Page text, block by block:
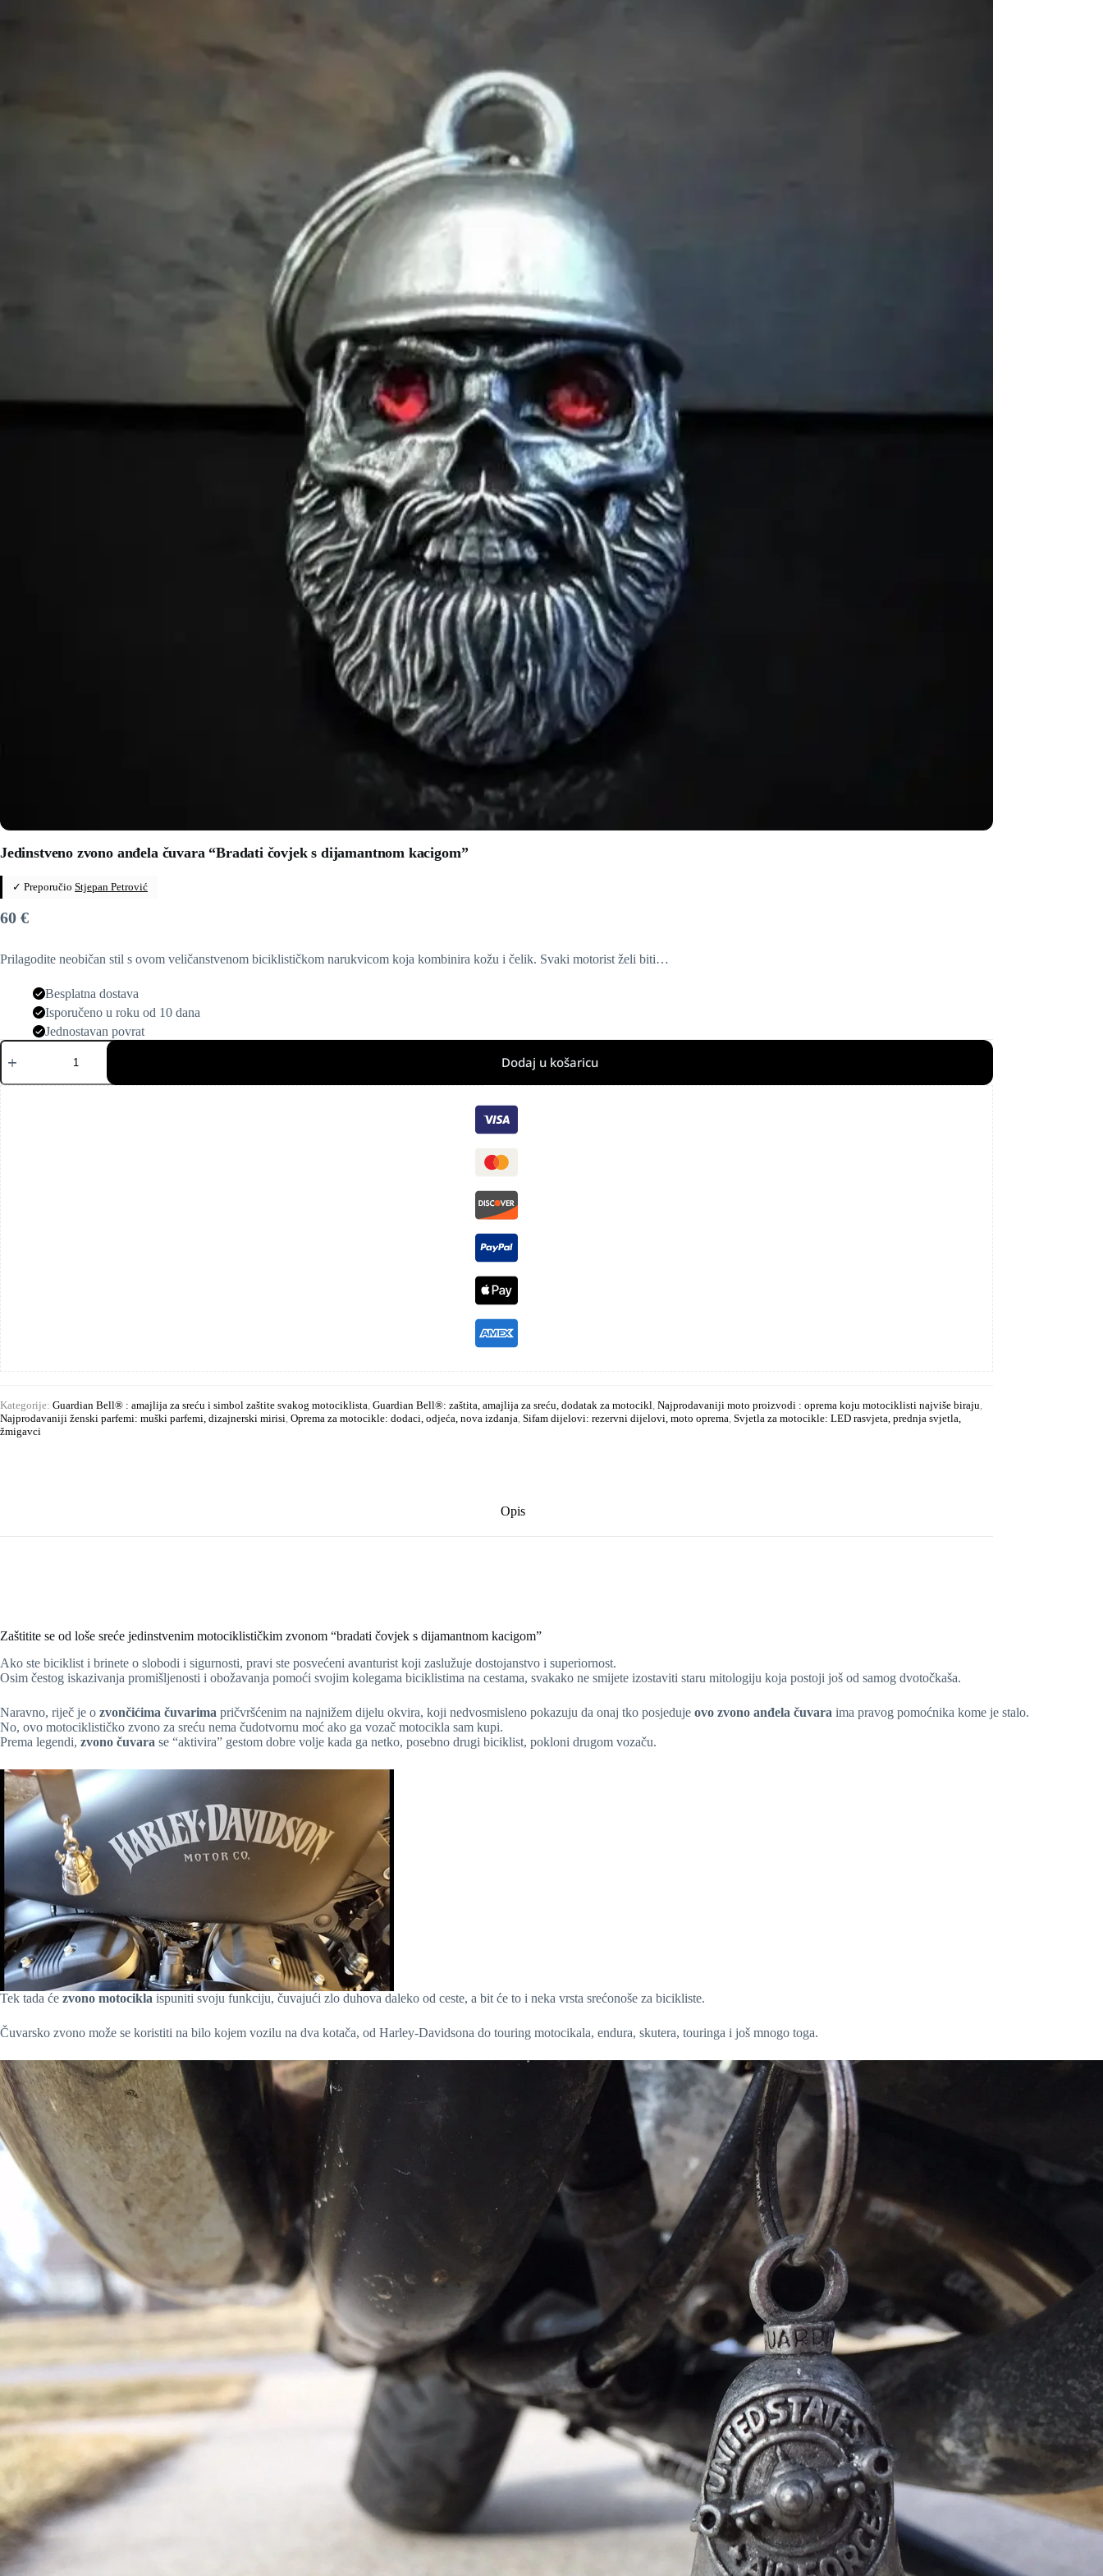
Jedinstveno zvono anđela čuvara “Bradati čovjek s dijamantnom kacigom”
✓ Preporučio Stjepan Petrović
60 €
Prilagodite neobičan stil s ovom veličanstvenom biciklističkom narukvicom koja kombinira kožu i čelik. Svaki motorist želi biti…
Besplatna dostava
Isporučeno u roku od 10 dana
Jednostavan povrat
Jedinstveno
zvono
čuvara
"Bradati
čovjek
s
dijamantnom
kacigom"
količina
Dodaj u košaricu
Kategorije: Guardian Bell® : amajlija za sreću i simbol zaštite svakog motociklista Guardian Bell®: zaštita, amajlija za sreću, dodatak za motocikl Najprodavaniji moto proizvodi : oprema koju motociklisti najviše biraju
Najprodavaniji ženski parfemi: muški parfemi, dizajnerski mirisi Oprema za motocikle: dodaci, odjeća, nova izdanja Sifam dijelovi: rezervni dijelovi, moto oprema Svjetla za motocikle: LED rasvjeta, prednja svjetla,
žmigavci
Opis
Zaštitite se od loše sreće jedinstvenim motociklističkim zvonom “bradati čovjek s dijamantnom kacigom”
Ako ste biciklist i brinete o slobodi i sigurnosti, pravi ste posvećeni avanturist koji zaslužuje dostojanstvo i superiornost.
Osim čestog iskazivanja promišljenosti i obožavanja pomoći svojim kolegama biciklistima na cestama, svakako ne smijete izostaviti staru mitologiju koja postoji još od samog dvotočkaša.
Naravno, riječ je o zvončićima čuvarima pričvršćenim na najnižem dijelu okvira, koji nedvosmisleno pokazuju da onaj tko posjeduje ovo zvono anđela čuvara ima pravog pomoćnika kome je stalo.
No, ovo motociklističko zvono za sreću nema čudotvornu moć ako ga vozač motocikla sam kupi.
Prema legendi, zvono čuvara se “aktivira” gestom dobre volje kada ga netko, posebno drugi biciklist, pokloni drugom vozaču.
Tek tada će zvono motocikla ispuniti svoju funkciju, čuvajući zlo duhova daleko od ceste, a bit će to i neka vrsta srećonoše za bicikliste.
Čuvarsko zvono može se koristiti na bilo kojem vozilu na dva kotača, od Harley-Davidsona do touring motocikala, endura, skutera, touringa i još mnogo toga.